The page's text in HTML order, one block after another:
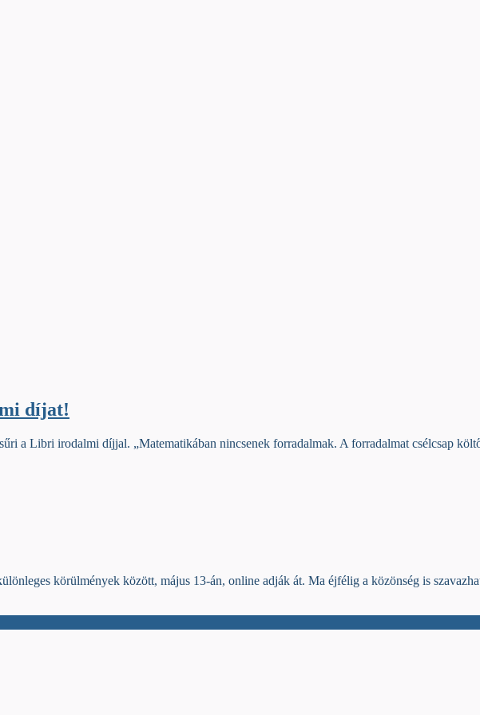
díjat!
a Libri irodalmi díjjal. „Matematikában nincsenek forradalmak. A forradalmat csélcsap
körülmények között, május 13-án, online adják át. Ma éjfélig a közönség is